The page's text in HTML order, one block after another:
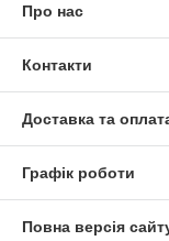
Про нас
Контакти
Доставка та
Графік роботи
Повна версія